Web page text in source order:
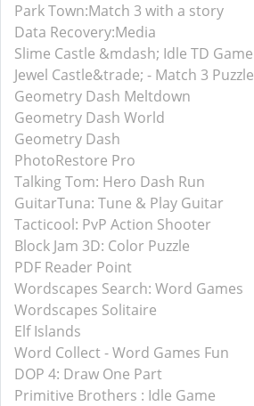
Park Town:Match 3 with a story
Data Recovery:Media
Slime Castle &mdash; Idle TD Game
Jewel Castle&trade; - Match 3 Puzzle
Geometry Dash Meltdown
Geometry Dash World
Geometry Dash
PhotoRestore Pro
Talking Tom: Hero Dash Run
GuitarTuna: Tune & Play Guitar
Tacticool: PvP Action Shooter
Block Jam 3D: Color Puzzle
PDF Reader Point
Wordscapes Search: Word Games
Wordscapes Solitaire
Elf Islands
Word Collect - Word Games Fun
DOP 4: Draw One Part
Primitive Brothers : Idle Game